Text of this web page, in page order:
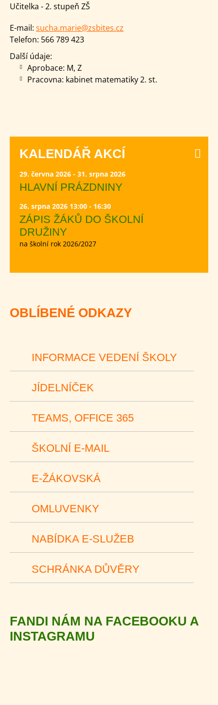
Učitelka - 2. stupeň ZŠ
E-mail: sucha.marie@zsbites.cz
Telefon: 566 789 423
Další údaje:
Aprobace: M, Z
Pracovna: kabinet matematiky 2. st.
KALENDÁŘ AKCÍ
29. června 2026 - 31. srpna 2026
HLAVNÍ PRÁZDNINY
26. srpna 2026 13:00 - 16:30
ZÁPIS ŽÁKŮ DO ŠKOLNÍ
DRUŽINY
na školní rok 2026/2027
OBLÍBENÉ ODKAZY
INFORMACE VEDENÍ ŠKOLY
JÍDELNÍČEK
TEAMS, OFFICE 365
ŠKOLNÍ E-MAIL
E-ŽÁKOVSKÁ
OMLUVENKY
NABÍDKA E-SLUŽEB
SCHRÁNKA DŮVĚRY
FANDI NÁM NA FACEBOOKU A
INSTAGRAMU